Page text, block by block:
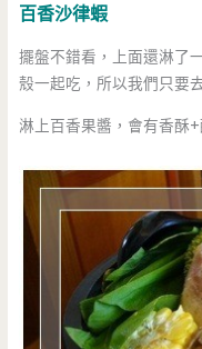
百香沙律蝦
擺盤不錯看，上面還淋了
殼一起吃，所以我們只要
淋上百香果醬，會有香酥